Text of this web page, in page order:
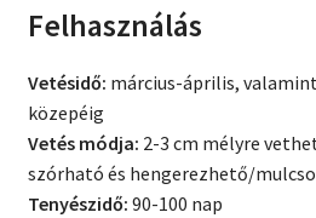
Felhasználás
Vetésidő: március-április,
közepéig
Vetés módja: 2-3 cm mélyre
szórható és hengerezhető/
Tenyészidő: 90-100 nap